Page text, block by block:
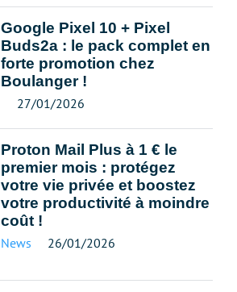
Google Pixel 10 + Pixel
Buds2a : le pack complet en
forte promotion chez
Boulanger !
27/01/2026
Proton Mail Plus à 1 € le
premier mois : protégez
votre vie privée et boostez
votre productivité à moindre
coût !
News 26/01/2026